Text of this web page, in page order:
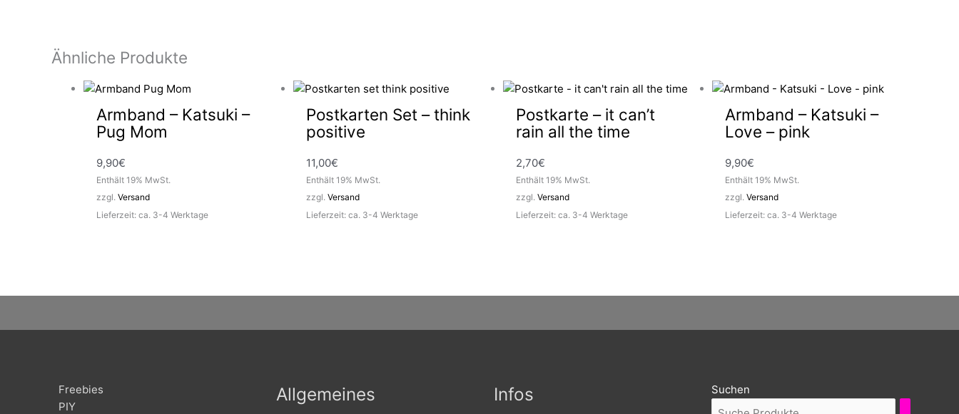
Ähnliche Produkte
Armband – Katsuki –
Pug Mom
9,90€
Enthält 19% MwSt.
zzgl. Versand
Lieferzeit: ca. 3-4 Werktage
Postkarten Set – think
positive
11,00€
Enthält 19% MwSt.
zzgl. Versand
Lieferzeit: ca. 3-4 Werktage
Postkarte – it can’t
rain all the time
2,70€
Enthält 19% MwSt.
zzgl. Versand
Lieferzeit: ca. 3-4 Werktage
Armband – Katsuki –
Love – pink
9,90€
Enthält 19% MwSt.
zzgl.Versand
Lieferzeit: ca. 3-4 Werktage
Freebies
PIY
Allgemeines Infos Suchen